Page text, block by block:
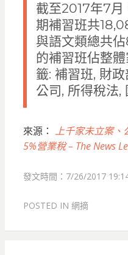
截至2017年7月
期補習班共
與語文類總共
的補習班佔整
籤: 補習班, 財
公司, 所得稅法,
來源： 上千家未立案、
5%營業稅 – The News
發文時間：7/26/2017
POSTED IN 網摘